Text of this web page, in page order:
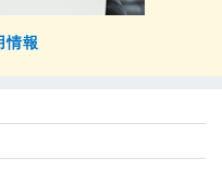
情報